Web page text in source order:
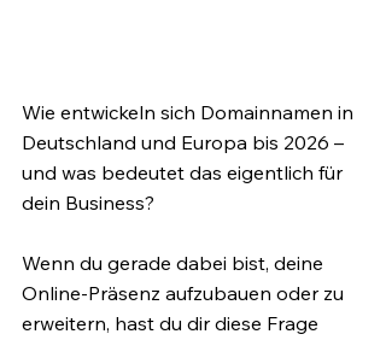
Wie entwickeln sich Domainnamen in
Deutschland und Europa bis 2026 –
und was bedeutet das eigentlich für
dein Business?
Wenn du gerade dabei bist, deine
Online-Präsenz aufzubauen oder zu
erweitern, hast du dir diese Frage